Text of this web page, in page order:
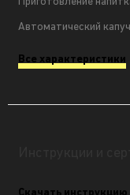
Автоматический
Все характеристики